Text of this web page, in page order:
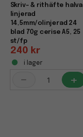
Skriv- & rithäfte halva
linjerad
14,5mm/olinjerad 24
blad 70g cerise A5, 25
st/fp
240 kr
i lager
- +